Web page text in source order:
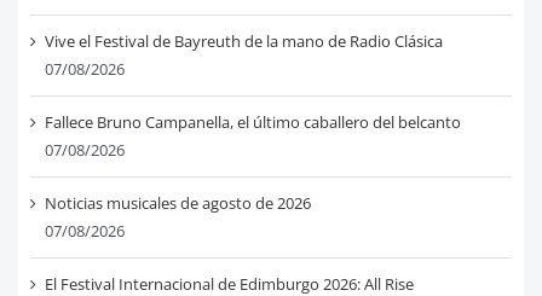
Vive el Festival de Bayreuth de la mano de Radio Clásica
07/08/2026
Fallece Bruno Campanella, el último caballero del belcanto
07/08/2026
Noticias musicales de agosto de 2026
07/08/2026
El Festival Internacional de Edimburgo 2026: All Rise